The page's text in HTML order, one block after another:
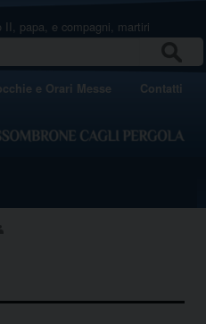
II, papa, e compagni, martiri
e Orari Messe Contatti